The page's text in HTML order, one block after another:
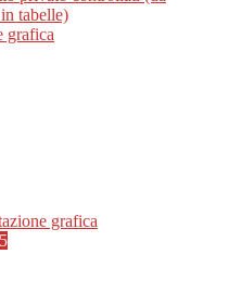
tabelle)
grafica
grafica
5